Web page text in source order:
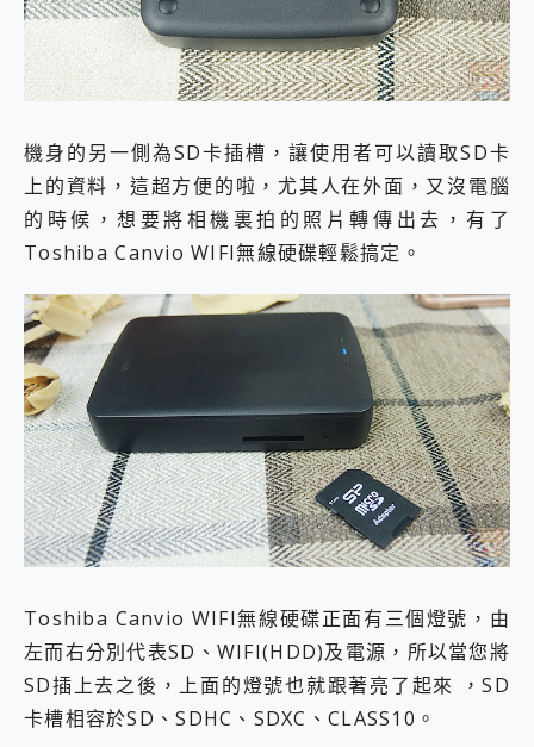
機身的另一側為SD卡插槽，讓使用者可以讀取SD卡
上的資料，這超方便的啦，尤其人在外面，又沒電腦
的時候，想要將相機裏拍的照片轉傳出去，有了
Toshiba Canvio WIFI無線硬碟輕鬆搞定。
Toshiba Canvio WIFI無線硬碟正面有三個燈號，由
左而右分別代表SD、WIFI(HDD)及電源，所以當您將
SD插上去之後，上面的燈號也就跟著亮了起來 ，SD
卡槽相容於SD、SDHC、SDXC、CLASS10。